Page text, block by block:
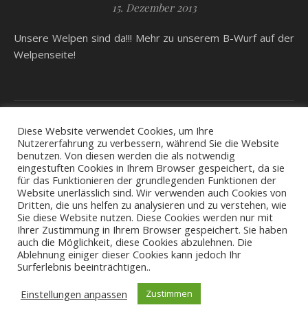
15. Dezember 2013
Unsere Welpen sind da!!! Mehr zu unserem B-Wurf auf der
Welpenseite!
Impressum/Datenschutz
Ashe Theme vonWP Royal.
Diese Website verwendet Cookies, um Ihre
Nutzererfahrung zu verbessern, während Sie die Website
benutzen. Von diesen werden die als notwendig
eingestuften Cookies in Ihrem Browser gespeichert, da sie
für das Funktionieren der grundlegenden Funktionen der
Website unerlässlich sind. Wir verwenden auch Cookies von
Dritten, die uns helfen zu analysieren und zu verstehen, wie
Sie diese Website nutzen. Diese Cookies werden nur mit
Ihrer Zustimmung in Ihrem Browser gespeichert. Sie haben
auch die Möglichkeit, diese Cookies abzulehnen. Die
Ablehnung einiger dieser Cookies kann jedoch Ihr
Surferlebnis beeinträchtigen..
Einstellungen anpassen
Zustimmen